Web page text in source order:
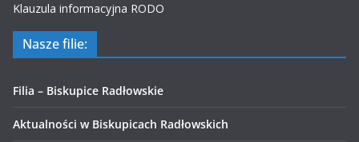
Klauzula informacyjna RODO
Nasze filie:
Filia – Biskupice Radłowskie
Aktualności w Biskupicach Radłowskich